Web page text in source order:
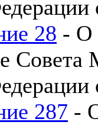
28 - О
Совета
287 -